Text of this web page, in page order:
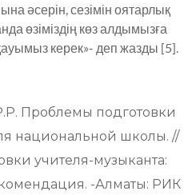
әсерін, сезімін оятарлық
өзіміздің көз алдымызға
керек»- деп жазды [5].
Проблемы подготовки
национальной школы. //
учителя-музыканта:
-Алматы: РИК